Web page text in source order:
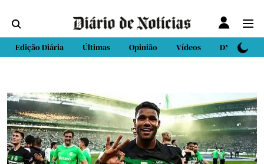
Edição Diária Últimas Opinião Vídeos DN Sport